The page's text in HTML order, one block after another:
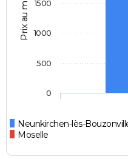
Prix au m2
Neunkirchen-lès-
Moselle
0
500
1000
1500